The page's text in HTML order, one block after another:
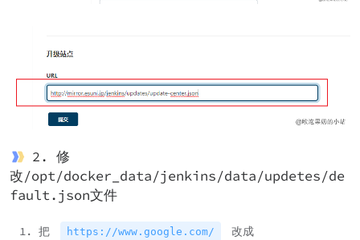
2. 修
改/opt/docker_data/jenkins/data/updetes/de
fault.json文件
把 https://www.google.com/ 改成